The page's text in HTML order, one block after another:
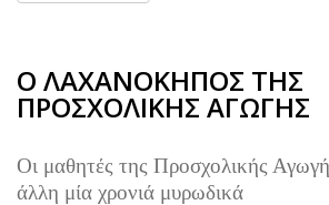
Ο ΛΑΧΑΝΟΚΗΠΟΣ ΤΗΣ
ΠΡΟΣΧΟΛΙΚΗΣ ΑΓΩΓΗΣ
Οι μαθητές της Προσχολικής
άλλη μία χρονιά μυρωδικά